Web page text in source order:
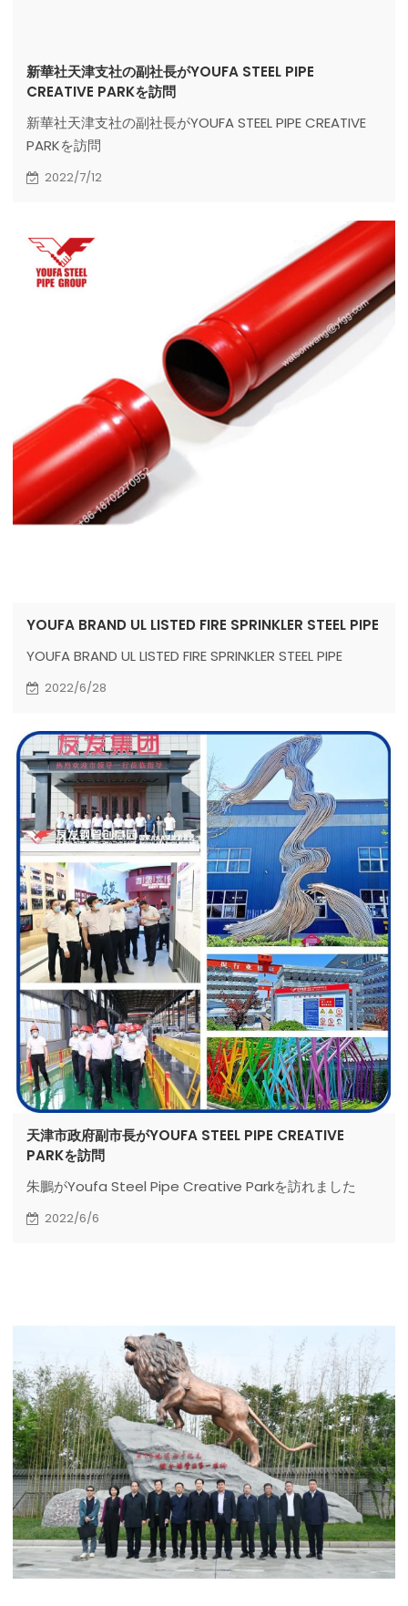
新華社天津支社の副社長がYOUFA STEEL PIPE
CREATIVE PARKを訪問
新華社天津支社の副社長がYOUFA STEEL PIPE CREATIVE
PARKを訪問
2022/7/12
YOUFA BRAND UL LISTED FIRE SPRINKLER STEEL PIPE
YOUFA BRAND UL LISTED FIRE SPRINKLER STEEL PIPE
2022/6/28
天津市政府副市長がYOUFA STEEL PIPE CREATIVE
PARKを訪問
朱鵬がYoufa Steel Pipe Creative Parkを訪れました
2022/6/6